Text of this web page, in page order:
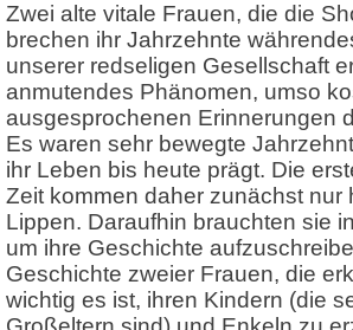
Zwei alte vitale Frauen, die die
brechen ihr Jahrzehnte
unserer redseligen Gesellschaft
anmutendes Phänomen, umso
ausgesprochenen Erinnerungen
Es waren sehr bewegte
ihr Leben bis heute prägt. Die
Zeit kommen daher zunächst nur
Lippen. Daraufhin brauchten sie
um ihre Geschichte
Geschichte zweier Frauen, die
wichtig es ist, ihren Kindern (die